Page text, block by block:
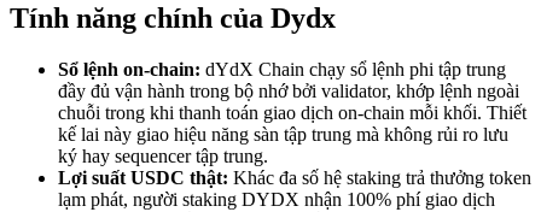
Tính năng chính của Dydx
Sổ lệnh on-chain: dYdX Chain chạy sổ lệnh phi tập trung
đầy đủ vận hành trong bộ nhớ bởi validator, khớp lệnh ngoài
chuỗi trong khi thanh toán giao dịch on-chain mỗi khối. Thiết
kế lai này giao hiệu năng sàn tập trung mà không rủi ro lưu
ký hay sequencer tập trung.
Lợi suất USDC thật: Khác đa số hệ staking trả thưởng token
lạm phát, người staking DYDX nhận 100% phí giao dịch